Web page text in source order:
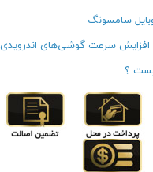
سامسونگ
افزایش سرعت گوشی‌های اندرویدی
؟